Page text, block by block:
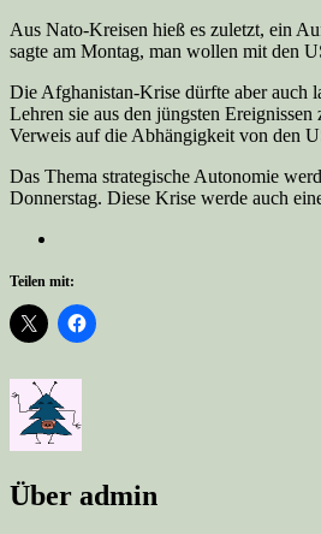
Aus Nato-Kreisen hieß es zuletzt, ein
sagte am Montag, man wollen mit den
Die Afghanistan-Krise dürfte aber auch
Lehren sie aus den jüngsten
Verweis auf die Abhängigkeit von den
Das Thema strategische Autonomie
Donnerstag. Diese Krise werde auch
Teilen mit:
Über admin